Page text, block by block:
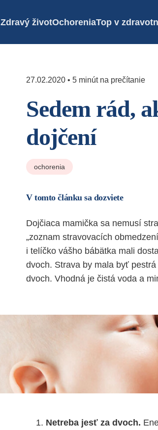
Zdravý životOchoreniaTop v
27.02.2020 • 5 minút na prečítanie
Sedem rád,
dojčení
ochorenia
V tomto článku sa dozviete
Dojčiaca mamička sa nemusí
„zoznam stravovacích
i telíčko vášho bábätka mali
dvoch. Strava by mala byť
dvoch. Vhodná je čistá voda a
Netreba jesť za dvoch.